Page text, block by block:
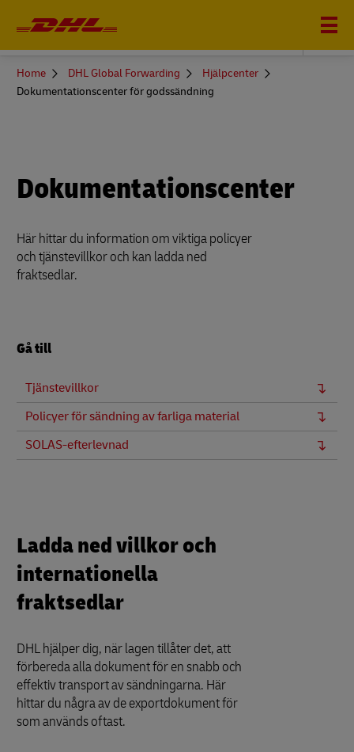
DHL GLOBAL FORWARDING
You
here
Home DHL Global Forwarding
Hjälpcenter
Dokumentationscenter för godssändning
Dokumentationscenter
Här hittar du information om viktiga policyer
och tjänstevillkor och kan ladda ned
fraktsedlar.
Gå till
Tjänstevillkor
Policyer för sändning av farliga material
SOLAS-efterlevnad
Ladda ned villkor och
internationella
fraktsedlar
DHL hjälper dig, när lagen tillåter det, att
förbereda alla dokument för en snabb och
effektiv transport av sändningarna. Här
hittar du några av de exportdokument för
som används oftast.